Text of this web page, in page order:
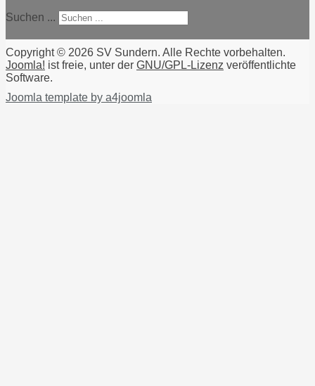
Suchen ...
Copyright © 2026 SV Sundern. Alle Rechte vorbehalten.
Joomla! ist freie, unter der GNU/GPL-Lizenz veröffentlichte
Software.
Joomla template by a4joomla